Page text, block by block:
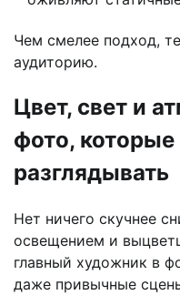
Чем смелее подход,
аудиторию.
Цвет, свет и
фото, которые
разглядывать
Нет ничего скучнее
освещением и
главный художник в
даже привычные